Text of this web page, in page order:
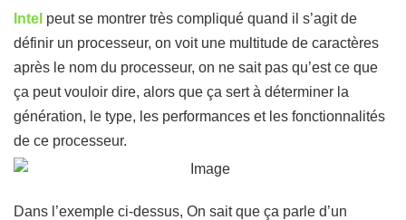
Intel peut se montrer très compliqué quand il s’agit de
définir un processeur, on voit une multitude de caractères
après le nom du processeur, on ne sait pas qu’est ce que
ça peut vouloir dire, alors que ça sert à déterminer la
génération, le type, les performances et les fonctionnalités
de ce processeur.
Dans l’exemple ci-dessus, On sait que ça parle d’un